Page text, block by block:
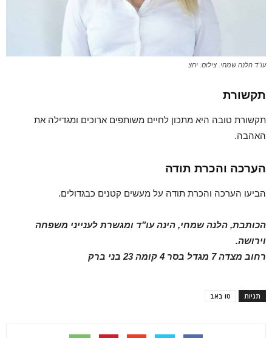
עו"ד הלנה שמחי. צילום: יחצ
תקשורת
תקשורת טובה היא מתכון לחיים משותפים ארוכים ומגדילה את
האהבה.
הערכה והכרת תודה
הביעו הערכה והכרת תודה על מעשים קטנים כבגדולים.
הכותבת, הלנה שמחי, הינה עו"ד ומגשרת לענייני משפחה
וירושה.
רחוב מצדה 7 מגדל בסר 4 קומה 23 בני ברק
תגיות טו באב